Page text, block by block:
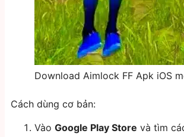
Download Aimlock FF Apk iOS
Cách dùng cơ bản:
Vào Google Play Store và tìm